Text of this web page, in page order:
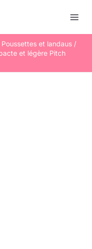
Poussettes et landaus
et légère Pitch